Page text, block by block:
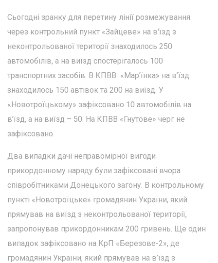
Сьогодні зранку для перетину лінії розмежування
через контрольний пункт «Зайцеве» на в'їзд з
неконтрольованої території знаходилось 250
автомобілів, а на виїзд спостерігалось 100
транспортних засобів. В КПВВ «Мар’їнка» на в’їзд
знаходилось 150 автівок та 200 на виїзд. У
«Новотроїцькому» зафіксовано 10 автомобілів на
в’їзд, а на виїзд – 50. На КПВВ «Гнутове» черг не
зафіксовано.
Два випадки дачі неправомірної вигоди
прикордонному наряду були зафіксовані вчора
співробітниками Донецького загону. В контрольному
пункті «Новотроїцьке» громадянин України, який
прямував на виїзд з неконтрольованої території,
запропонував прикордонникам 200 гривень. Ще один
випадок зафіксовано на КрП «Березове-2», де
громадянин України, який прямував на в’їзд з